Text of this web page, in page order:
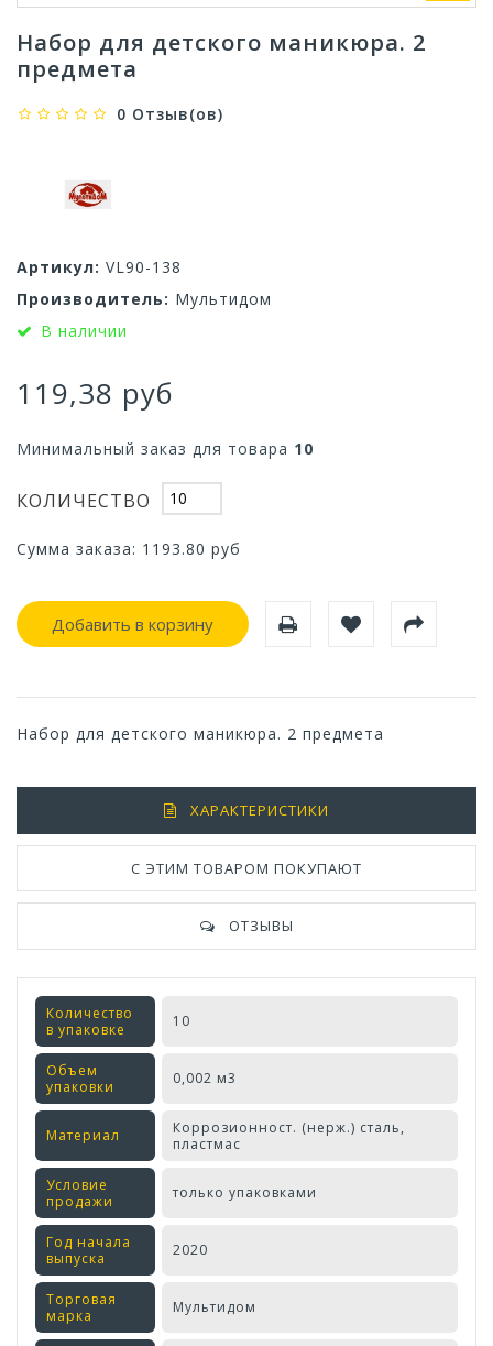
Набор для детского маникюра. 2
предмета
0 Отзыв(ов)
Артикул: VL90-138
Производитель: Мультидом
В наличии
119,38 руб
Минимальный заказ для товара 10
КОЛИЧЕСТВО
Сумма заказа: 1193.80 руб
Добавить в корзину
Набор для детского маникюра. 2 предмета
ХАРАКТЕРИСТИКИ
С ЭТИМ ТОВАРОМ ПОКУПАЮТ
ОТЗЫВЫ
Количество
в упаковке
10
Объем
упаковки
0,002 м3
Материал
Коррозионност. (нерж.) сталь,
пластмас
Условие
продажи
только упаковками
Год начала
выпуска
2020
Торговая
марка
Мультидом